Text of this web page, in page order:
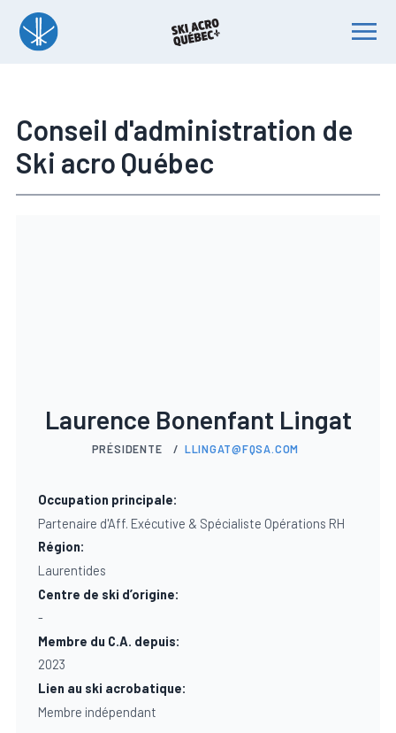
Accueil
Inscrire un membre
Trouver un club de ski
Programmes sport-études
Équipe de bosses du Québec
Équipe de slopestyle du Québec
Dons & initiatives
Ressources générales
Ressources pour entraîneurs
Travailler avec nous
Nouvelles
Faire un don
Conseil d'administration de
Ski acro Québec
Laurence Bonenfant Lingat
PRÉSIDENTE / LLINGAT@FQSA.COM
Occupation principale:
Partenaire d'Aff. Exécutive & Spécialiste Opérations RH
Région:
Laurentides
Centre de ski d’origine:
-
Membre du C.A. depuis:
2023
Lien au ski acrobatique:
Membre indépendant